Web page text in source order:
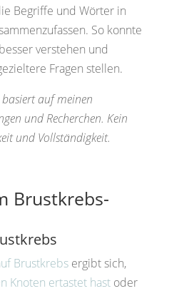
Begriffe und Wörter in
So konnte
verstehen und
Fragen stellen.
basiert auf meinen
und Recherchen. Kein
und Vollständigkeit.
Brustkrebs-
Brustkrebsergibt sich,
Knoten ertastet hastoder